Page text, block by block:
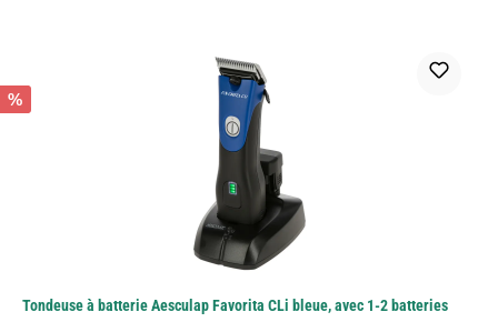
%
Tondeuse à batterie Aesculap Favorita CLi bleue, avec 1-2 batteries